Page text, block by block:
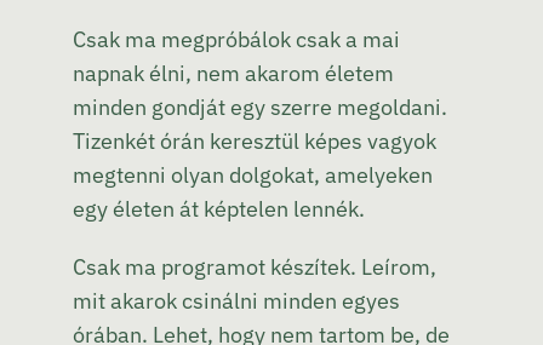
Csak ma megpróbálok csak a mai
napnak élni, nem akarom életem
minden gondját egy szerre megoldani.
Tizenkét órán keresztül képes vagyok
megtenni olyan dolgokat, amelyeken
egy életen át képtelen lennék.
Csak ma programot készítek. Leírom,
mit akarok csinálni minden egyes
órában. Lehet, hogy nem tartom be, de